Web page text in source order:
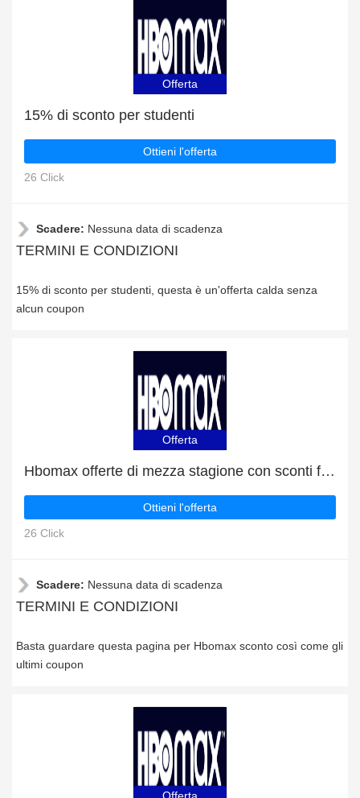
Offerta
15% di sconto per studenti
Ottieni l'offerta
26 Click
Scadere: Nessuna data di scadenza
TERMINI E CONDIZIONI
15% di sconto per studenti, questa è un'offerta calda senza
alcun coupon
Offerta
Hbomax offerte di mezza stagione con sconti fino al 8%
Ottieni l'offerta
26 Click
Scadere: Nessuna data di scadenza
TERMINI E CONDIZIONI
Basta guardare questa pagina per Hbomax sconto così come gli
ultimi coupon